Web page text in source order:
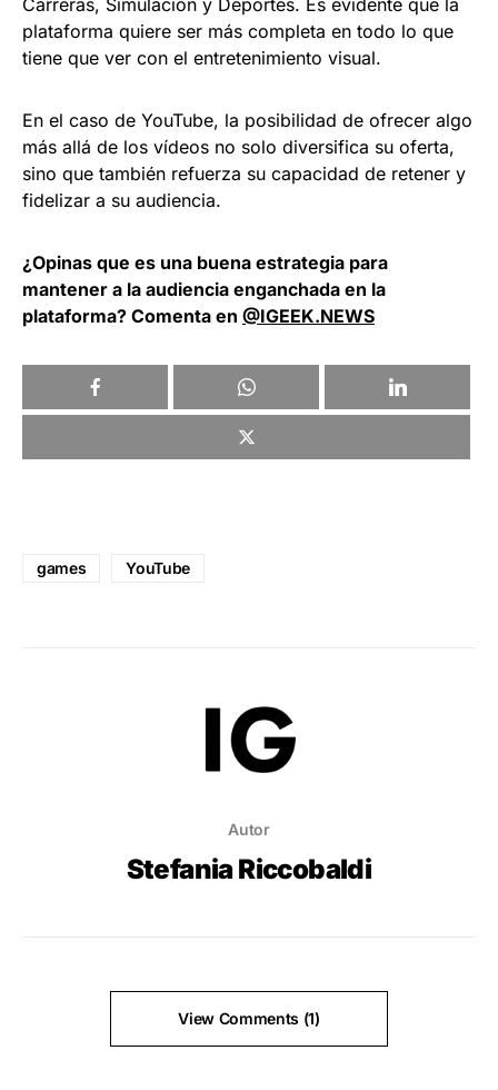
plataforma quiere ser más completa en todo lo que
tiene que ver con el entretenimiento visual.
En el caso de YouTube, la posibilidad de ofrecer algo
más allá de los vídeos no solo diversifica su oferta,
sino que también refuerza su capacidad de retener y
fidelizar a su audiencia.
¿Opinas que es una buena estrategia para
mantener a la audiencia enganchada en la
plataforma? Comenta en @IGEEK.NEWS
games YouTube
Autor
Stefania Riccobaldi
View Comments (1)